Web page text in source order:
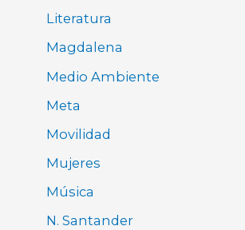
Literatura
Magdalena
Medio Ambiente
Meta
Movilidad
Mujeres
Música
N. Santander